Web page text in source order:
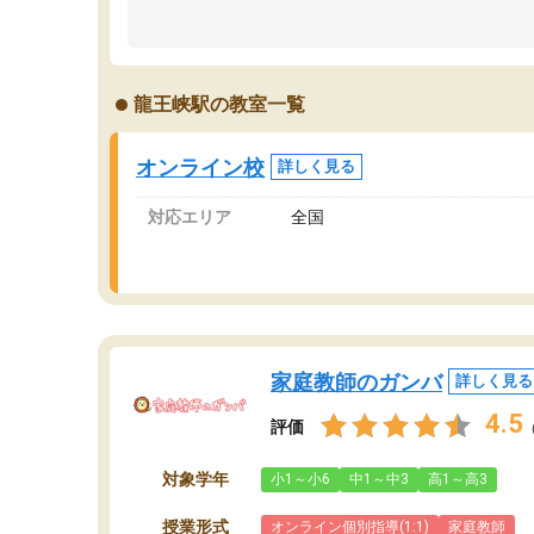
い
龍王峡駅の教室一覧
オンライン校 詳しく見る
対応エリア 全国
家庭教師のガンバ 詳しく見る
評価 4.5
対象学年 小1～小6 中1～中3 高1～高3
授業形式 オンライン個別指導(1:1) 家庭教師